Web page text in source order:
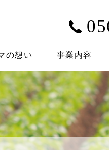
の想い 事業内容